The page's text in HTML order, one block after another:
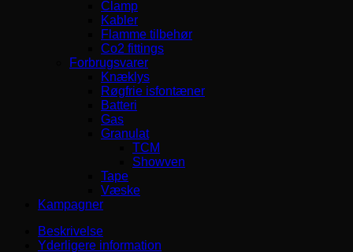
Clamp
Kabler
Flamme tilbehør
Co2 fittings
Forbrugsvarer
Knæklys
Røgfrie isfontæner
Batteri
Gas
Granulat
TCM
Showven
Tape
Væske
Kampagner
Beskrivelse
Yderligere information